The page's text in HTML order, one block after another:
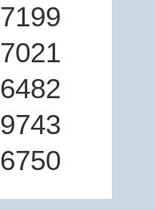
7199
7021
6482
9743
6750